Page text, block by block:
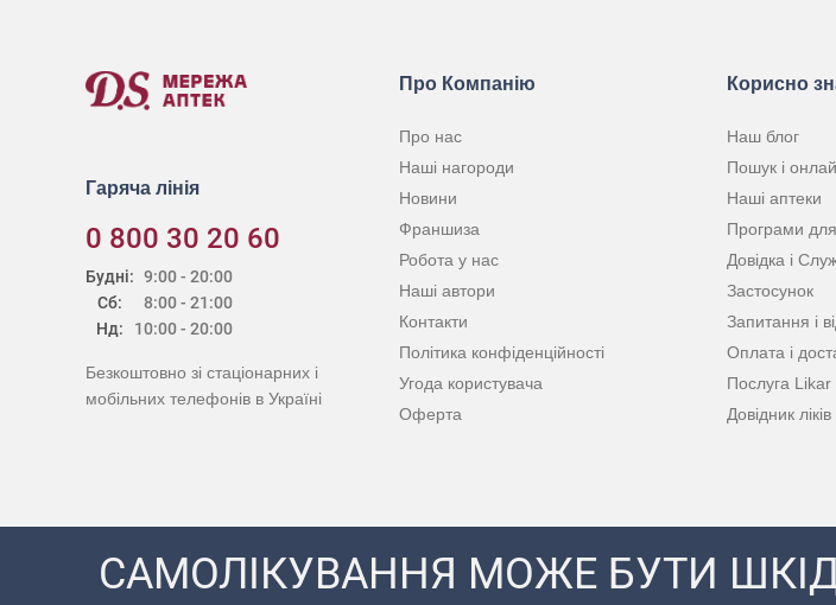
Гаряча лінія
0 800 30 20 60
Будні:
Сб:
Нд:
9:00 - 20:00
8:00 - 21:00
10:00 - 20:00
Безкоштовно зі стаціонарних і
мобільних телефонів в Україні
Про Компанію
Про нас
Наші нагороди
Новини
Франшиза
Робота у нас
Наші автори
Контакти
Політика конфіденційності
Угода користувача
Оферта
Корисно
Наш блог
Пошук і
Наші аптеки
Програми для
Довідка і
Застосунок
Запитання і
Оплата і
Послуга Likar
Довідник ліків
САМОЛІКУВАННЯ МОЖЕ БУТИ